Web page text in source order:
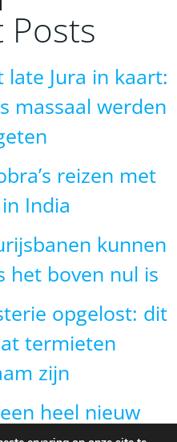
Posts
Jura in kaart:
massaal werden
reizen met
India
kunnen
het boven nul is
opgelost: dit
termieten
zijn
heel nieuw